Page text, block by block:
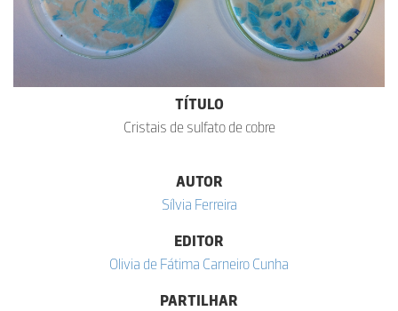
TÍTULO
Cristais de sulfato de cobre
AUTOR
Sílvia Ferreira
EDITOR
Olivia de Fátima Carneiro Cunha
PARTILHAR